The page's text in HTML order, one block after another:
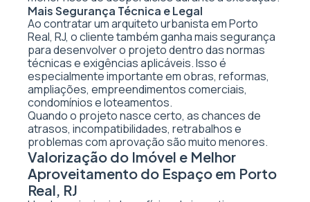
Mais Segurança Técnica e Legal
Ao contratar um arquiteto urbanista em Porto
Real, RJ, o cliente também ganha mais segurança
para desenvolver o projeto dentro das normas
técnicas e exigências aplicáveis. Isso é
especialmente importante em obras, reformas,
ampliações, empreendimentos comerciais,
condomínios e loteamentos.
Quando o projeto nasce certo, as chances de
atrasos, incompatibilidades, retrabalhos e
problemas com aprovação são muito menores.
Valorização do Imóvel e Melhor
Aproveitamento do Espaço em Porto
Real, RJ